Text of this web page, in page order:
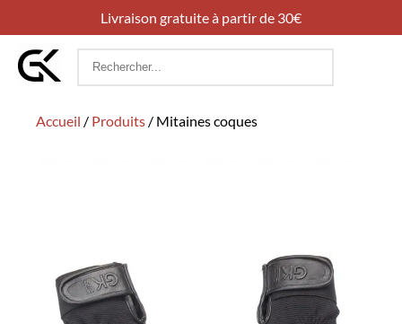
Livraison gratuite à partir de 30€
Rechercher
Accueil / Produits / Mitaines coques